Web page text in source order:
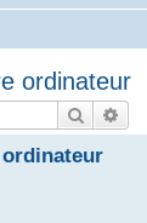
ordinateur